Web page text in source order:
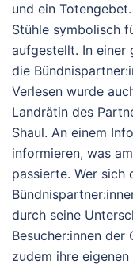
und ein
Stühle symbolisch
aufgestellt. In einer
die
Verlesen wurde
Landrätin des
Shaul. An einem
informieren, was
passierte. Wer sich
durch seine
Besucher:innen
zudem ihre